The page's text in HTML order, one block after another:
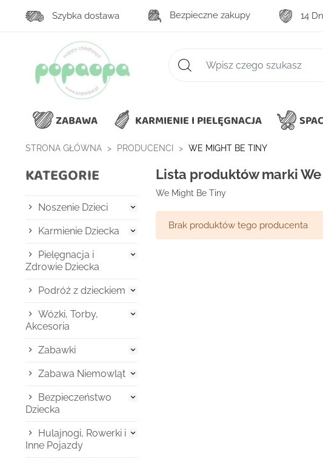
14
Bezpieczne zakupy
Szybka dostawa
Zaawansowane wyszukiwanie
ZABAWA KARMIENIE I PIELĘGNACJA
STRONA GŁÓWNA PRODUCENCI WE MIGHT BE TINY
KATEGORIE
Noszenie Dzieci 
Karmienie Dziecka 
Pielęgnacja i
Zdrowie Dziecka

Podróż z dzieckiem 
Wózki, Torby,
Akcesoria

Zabawki 
Zabawa Niemowląt 
Bezpieczeństwo
Dziecka

Hulajnogi, Rowerki i
Inne Pojazdy

Lista produktów marki
We Might Be Tiny
Brak produktów tego producenta